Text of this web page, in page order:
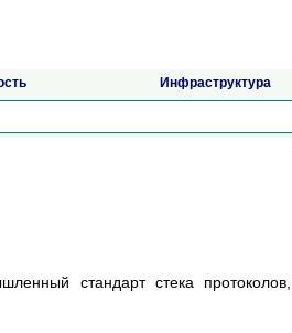
Инфраструктура
стандарт стека протоколов,